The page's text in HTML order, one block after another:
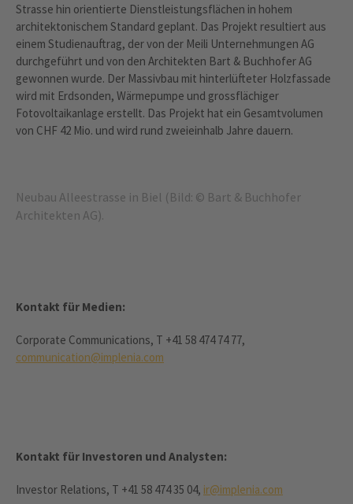
Strasse hin orientierte Dienstleistungsflächen in hohem
architektonischem Standard geplant. Das Projekt resultiert aus
einem Studienauftrag, der von der Meili Unternehmungen AG
durchgeführt und von den Architekten Bart & Buchhofer AG
gewonnen wurde. Der Massivbau mit hinterlüfteter Holzfassade
wird mit Erdsonden, Wärmepumpe und grossflächiger
Fotovoltaikanlage erstellt. Das Projekt hat ein Gesamtvolumen
von CHF 42 Mio. und wird rund zweieinhalb Jahre dauern.
Neubau Alleestrasse in Biel (Bild: © Bart & Buchhofer
Architekten AG).
Kontakt für Medien:
Corporate Communications, T +41 58 474 74 77,
communication@implenia.com
Kontakt für Investoren und Analysten:
Investor Relations, T +41 58 474 35 04, ir@implenia.com